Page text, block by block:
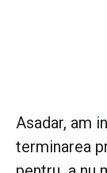
Asadar, am
terminarea